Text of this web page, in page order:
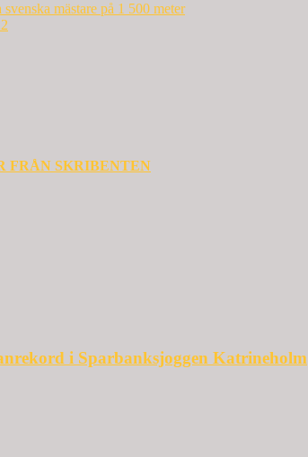
mästare på 1 500 meter
FRÅN SKRIBENTEN
i Sparbanksjoggen Katrineholm